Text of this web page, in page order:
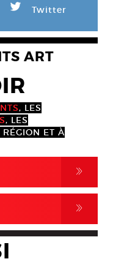
L Twitter
ART
, LES
, LES
ET À
,
,